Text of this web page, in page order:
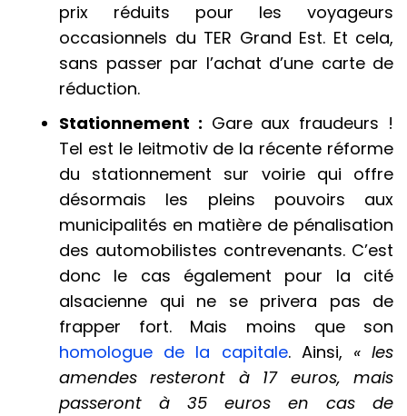
prix réduits pour les voyageurs
occasionnels du TER Grand Est. Et cela,
sans passer par l’achat d’une carte de
réduction.
Stationnement : Gare aux fraudeurs !
Tel est le leitmotiv de la récente réforme
du stationnement sur voirie qui offre
désormais les pleins pouvoirs aux
municipalités en matière de pénalisation
des automobilistes contrevenants. C’est
donc le cas également pour la cité
alsacienne qui ne se privera pas de
frapper fort. Mais moins que son
homologue de la capitale. Ainsi, « les
amendes resteront à 17 euros, mais
passeront à 35 euros en cas de